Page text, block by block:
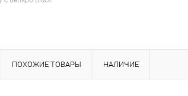
ПОХОЖИЕ ТОВАРЫ НАЛИЧИЕ